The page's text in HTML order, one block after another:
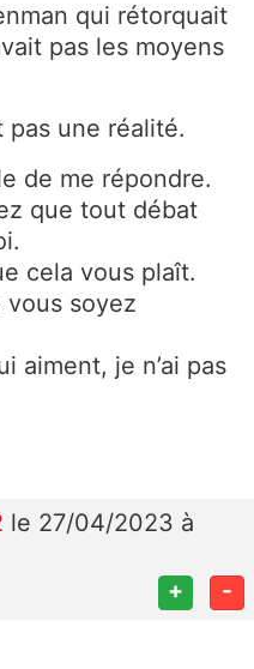
qui rétorquait
pas les moyens
pas une réalité.
de me répondre.
que tout débat
cela vous plaît.
soyez
aiment, je n’ai pas
le 27/04/2023 à
+ -